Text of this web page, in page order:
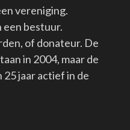
vereniging.
bestuur.
of donateur. De
in 2004, maar de
25 jaar actief in de